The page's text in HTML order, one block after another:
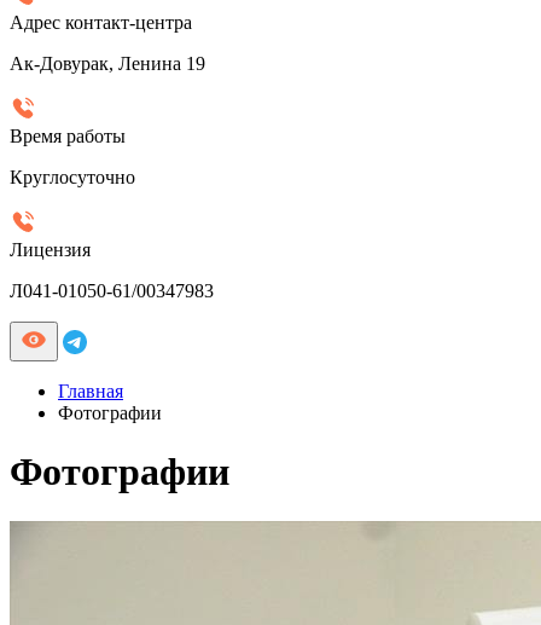
Адрес контакт-центра
Ак-Довурак, Ленина 19
Время работы
Круглосуточно
Лицензия
Л041-01050-61/00347983
Главная
Фотографии
Фотографии